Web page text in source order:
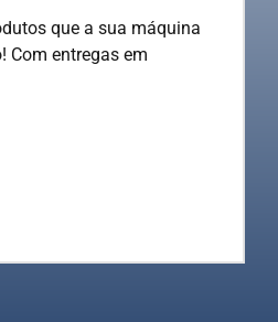
que a sua máquina
Com entregas em